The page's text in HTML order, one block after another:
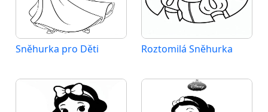
Sněhurka pro Děti Roztomilá Sněhurka